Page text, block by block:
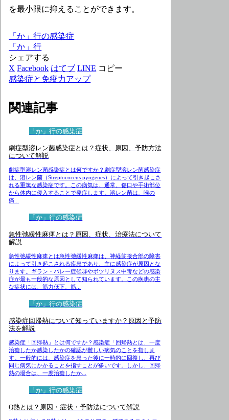
を最小限に抑えることができます。
「か」行の感染症
「か」行
シェアする
X Facebook はてブ LINE コピー
感染症と免疫力アップ
関連記事
「か」行の感染症
劇症型溶レン菌感染症とは？症状、原因、予防方法
について解説
劇症型溶レン菌感染症とは何ですか？劇症型溶レン菌感染症
は、溶レン菌（Streptococcus pyogenes）によって引き起こさ
れる重篤な感染症です。この病気は、通常、傷口や手術部位
から体内に侵入することで発症します。溶レン菌は、喉の
痛...
「か」行の感染症
急性弛緩性麻痺とは？原因、症状、治療法について
解説
急性弛緩性麻痺とは急性弛緩性麻痺は、神経筋接合部の障害
によって引き起こされる疾患であり、主に感染症が原因とな
ります。ギラン・バレー症候群やボツリヌス中毒などの感染
症が最も一般的な原因として知られています。この疾患の主
な症状には、筋力低下、筋...
「か」行の感染症
感染症回帰熱について知っていますか？原因と予防
法を解説
感染症「回帰熱」とは何ですか？感染症「回帰熱とは、一度
治癒したか感染したかの確認が難しい病気のことを指しま
す。一般的には、感染症を患った後に一時的に回復し、再び
同じ病気にかかることを指すことが多いです。しかし、回帰
熱の場合は、一度治癒したか...
「か」行の感染症
Q熱とは？原因・症状・予防法について解説